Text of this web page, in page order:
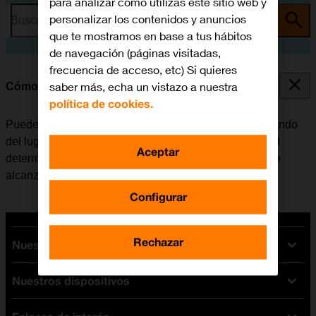
Busca por problema o tema
Cómo seleccionar el tipo de red
Puede haber varios tipos de red disponibles, dependiendo
del lugar en el que se encuentre el móvil. El tipo de red
determina, entre otras cosas, la velocidad de datos que
alcanza el móvil.
Nuestras tarifas
Tarifas Orange
Tarifas fibra y móvil
Nuestros dispositivos
personalizar los contenidos y anuncios
que te mostramos en base a tus hábitos
de navegación (páginas visitadas,
frecuencia de acceso, etc) Si quieres
saber más, echa un vistazo a nuestra
política de cookies.
Configurar
Rechazar
Aceptar